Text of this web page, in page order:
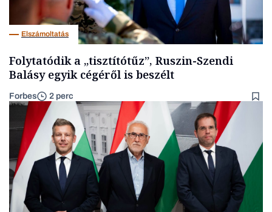
Elszámoltatás
Folytatódik a „tisztítótűz”, Ruszin-Szendi
Balásy egyik cégéről is beszélt
Forbes 2 perc